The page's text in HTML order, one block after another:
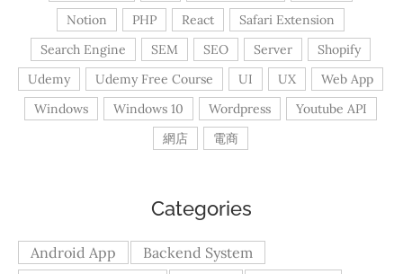
Notion
PHP React
Safari Extension
Search Engine
SEM SEO Server
Shopify
Udemy
Udemy Free Course UI UX
Web App
Windows
Windows 10 Wordpress
Youtube API
網店
電商
Categories
Android App
Backend System